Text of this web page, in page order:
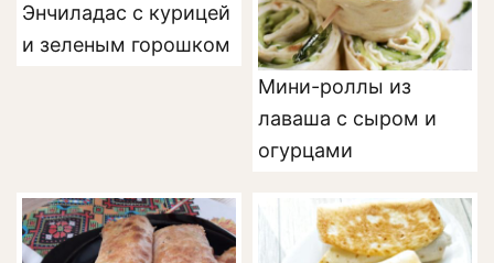
Энчиладас с курицей
и зеленым горошком
Мини-роллы из
лаваша с сыром и
огурцами